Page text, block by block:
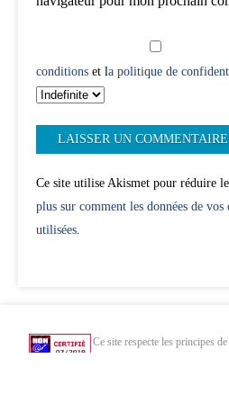
conditions et la politique de
Ce site utilise Akismet pour réduire
plus sur comment les données de vos
utilisées.
Ce site respecte les principes